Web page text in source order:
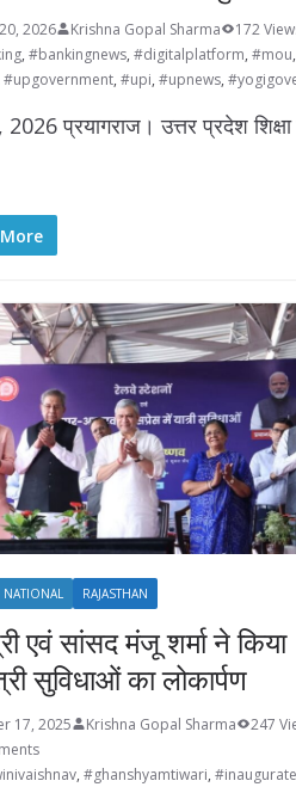
2026 Krishna Gopal Sharma
172
, #bankingnews, #digitalplatform, #mou,
#upgovernment, #upi, #upnews,
2026 प्रयागराज। उत्तर प्रदेश
NATIONAL RAJASTHAN
एवं सांसद मंजू शर्मा ने किया
सुविधाओं का लोकार्पण
17, 2025 Krishna Gopal Sharma
247
, #ghanshyamtiwari,